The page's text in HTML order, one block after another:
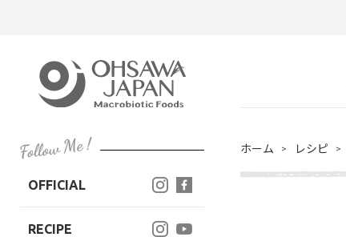
OFFICIAL
RECIPE
ホーム レシピ